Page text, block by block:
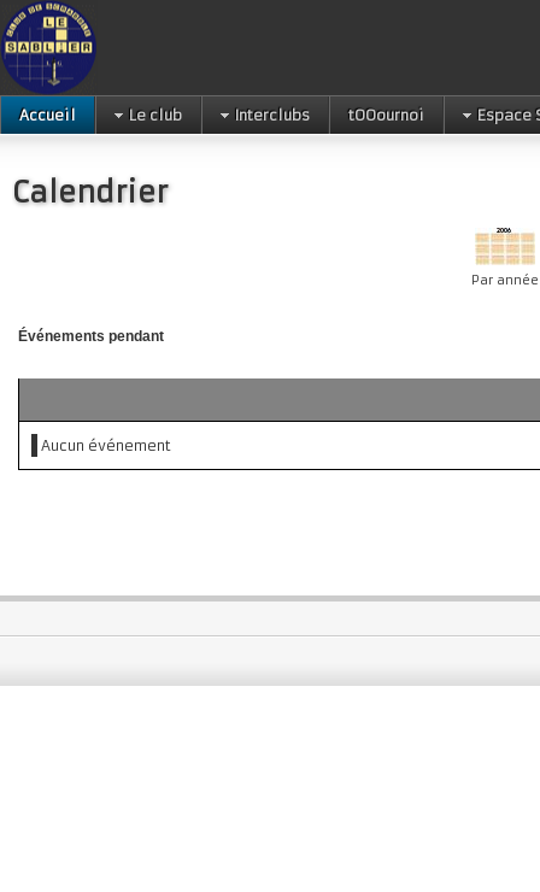
Accueil Le club Interclubs tOOournoi Espace
Calendrier
Par année
Événements pendant
Aucun événement